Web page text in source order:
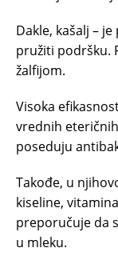
Dakle, kašalj –
pružiti podršku.
žalfijom.
Visoka
vrednih
poseduju
Takođe, u
kiseline,
preporučuje da
u mleku.